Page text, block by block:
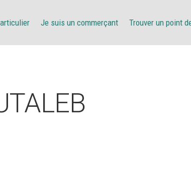
Je suis un commerçant Trouver un point